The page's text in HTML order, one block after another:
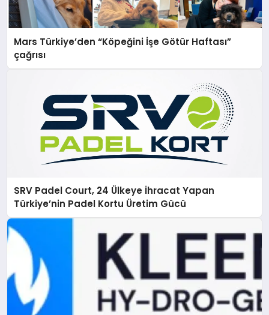
Mars Türkiye’den “Köpeğini İşe Götür Haftası”
çağrısı
SRV Padel Court, 24 Ülkeye İhracat Yapan
Türkiye’nin Padel Kortu Üretim Gücü